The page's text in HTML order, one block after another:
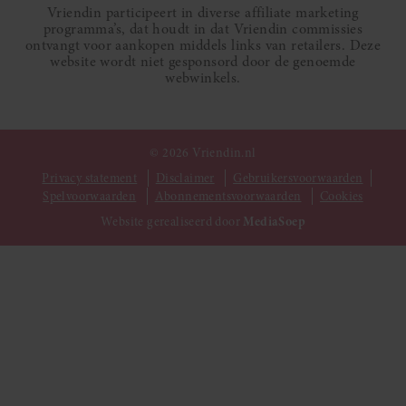
Vriendin participeert in diverse affiliate marketing
programma’s, dat houdt in dat Vriendin commissies
ontvangt voor aankopen middels links van retailers. Deze
website wordt niet gesponsord door de genoemde
webwinkels.
© 2026 Vriendin.nl
Privacy statement
Disclaimer
Gebruikersvoorwaarden
Spelvoorwaarden
Abonnementsvoorwaarden
Cookies
Website gerealiseerd door MediaSoep